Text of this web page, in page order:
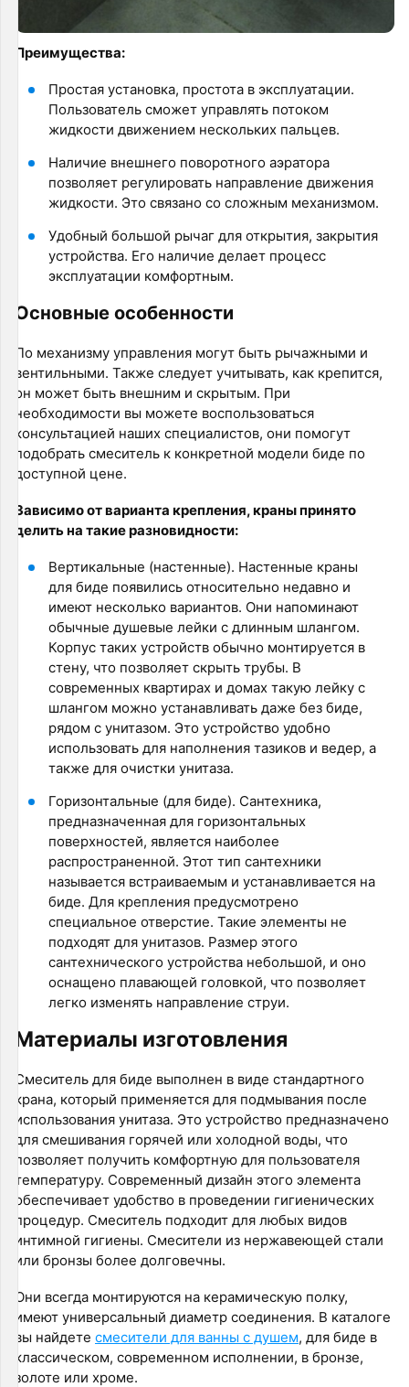
Преимущества:
Простая установка, простота в эксплуатации.
Пользователь сможет управлять потоком
жидкости движением нескольких пальцев.
Наличие внешнего поворотного аэратора
позволяет регулировать направление движения
жидкости. Это связано со сложным механизмом.
Удобный большой рычаг для открытия, закрытия
устройства. Его наличие делает процесс
эксплуатации комфортным.
Основные особенности
По механизму управления могут быть рычажными и
вентильными. Также следует учитывать, как крепится,
он может быть внешним и скрытым. При
необходимости вы можете воспользоваться
консультацией наших специалистов, они помогут
подобрать смеситель к конкретной модели биде по
доступной цене.
Зависимо от варианта крепления, краны принято
делить на такие разновидности:
Вертикальные (настенные). Настенные краны
для биде появились относительно недавно и
имеют несколько вариантов. Они напоминают
обычные душевые лейки с длинным шлангом.
Корпус таких устройств обычно монтируется в
стену, что позволяет скрыть трубы. В
современных квартирах и домах такую лейку с
шлангом можно устанавливать даже без биде,
рядом с унитазом. Это устройство удобно
использовать для наполнения тазиков и ведер, а
также для очистки унитаза.
Горизонтальные (для биде). Сантехника,
предназначенная для горизонтальных
поверхностей, является наиболее
распространенной. Этот тип сантехники
называется встраиваемым и устанавливается на
биде. Для крепления предусмотрено
специальное отверстие. Такие элементы не
подходят для унитазов. Размер этого
сантехнического устройства небольшой, и оно
оснащено плавающей головкой, что позволяет
легко изменять направление струи.
Материалы изготовления
Смеситель для биде выполнен в виде стандартного
крана, который применяется для подмывания после
использования унитаза. Это устройство предназначено
для смешивания горячей или холодной воды, что
позволяет получить комфортную для пользователя
температуру. Современный дизайн этого элемента
обеспечивает удобство в проведении гигиенических
процедур. Смеситель подходит для любых видов
интимной гигиены. Смесители из нержавеющей стали
или бронзы более долговечны.
Они всегда монтируются на керамическую полку,
имеют универсальный диаметр соединения. В каталоге
вы найдете смесители для ванны с душем, для биде в
классическом, современном исполнении, в бронзе,
золоте или хроме.